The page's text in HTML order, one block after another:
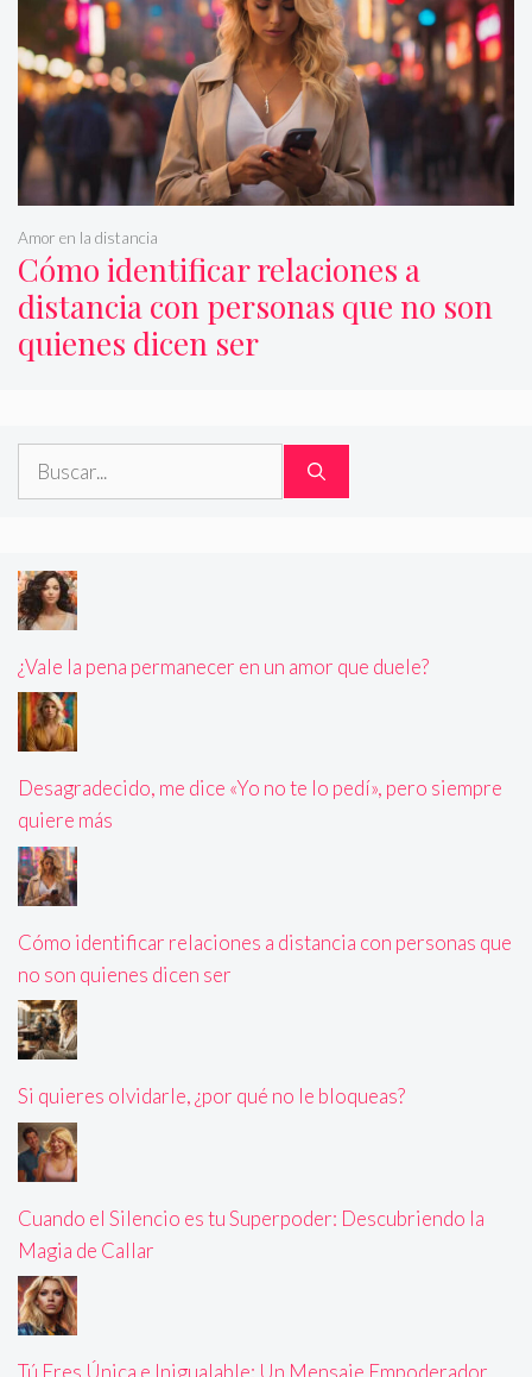
Cómo identificar relaciones a
distancia con personas que no son
quienes dicen ser
Amor en la distancia
Buscar:
¿Vale la pena permanecer en un amor que duele?
Desagradecido, me dice «Yo no te lo pedí», pero siempre
quiere más
Cómo identificar relaciones a distancia con personas que
no son quienes dicen ser
Si quieres olvidarle, ¿por qué no le bloqueas?
Cuando el Silencio es tu Superpoder: Descubriendo la
Magia de Callar